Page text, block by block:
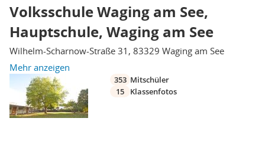
Volksschule Waging am See,
Hauptschule, Waging am See
Wilhelm-Scharnow-Straße 31, 83329 Waging am See
Mehr anzeigen
353 Mitschüler
15
Klassenfotos